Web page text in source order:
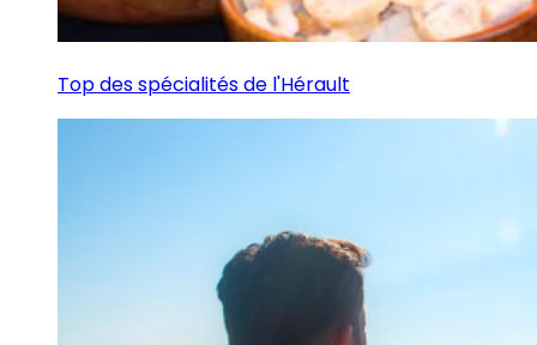
Top des spécialités de l'Hérault